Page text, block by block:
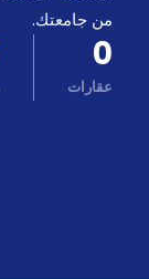
المدونة
أخبر
أصدقائك
اكسب
كن
من جامعتك.
0
عقارات